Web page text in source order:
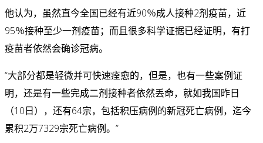
他认为，虽然直今全国已经有近90％成人接种2剂疫苗，近
95％接种至少一剂疫苗；而且很多科学证据已经证明，有打
疫苗者依然会确诊冠病。
“大部分都是轻微并可快速痊愈的，但是，也有一些案例证
明，还是有一些完成二剂接种者依然丢命，就如我国昨日
（10日），还有64宗，包括积压病例的新冠死亡病例，迄今
累积2万7329宗死亡病例。”